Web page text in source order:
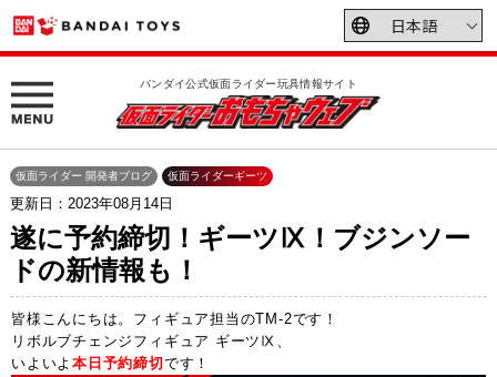
バンダイ公式仮面ライダー玩具情報サイト
更新日：2023年08月14日
仮面ライダー 開発者ブログ 仮面ライダーギーツ
遂に予約締切！ギーツⅨ！ブジンソー
ドの新情報も！
皆様こんにちは。フィギュア担当のTM-2です！
リボルブチェンジフィギュア ギーツⅨ、
いよいよ本日予約締切です！